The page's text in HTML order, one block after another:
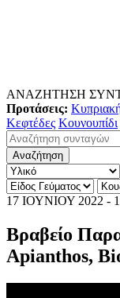
ΑΝΑΖΗΤΗΣΗ
Προτάσεις:
Κεφτέδες Κουνουπίδι
17 ΙΟΥΝΙΟΥ 2022 -
Βραβείο
Apianthos,